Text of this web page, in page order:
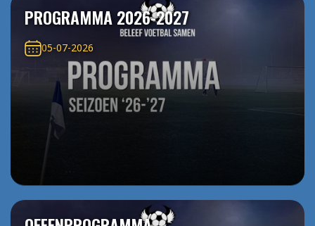
PROGRAMMA 2026-2027
05-07-2026